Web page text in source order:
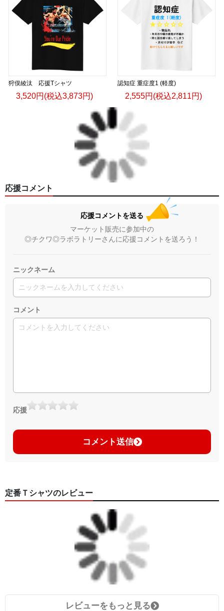
狩俣綾汰 応援Tシャツ
3,520円(税込3,873円)
認知症 重症度1 (軽度)
2,555円(税込2,811円)
応援コメント
応援コメントを送る
マーケット販売に参加中の
◎チクワ◎ラボラトリーさんに応援コメントを送ろう！
ニックネーム
コメント
応援
コメント送信
定番Ｔシャツのレビュー
レビューをもっと見る